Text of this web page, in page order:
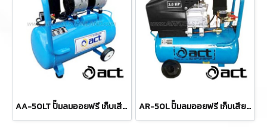
AA-50LT ปั๊มลมออยฟรี เก็บเสียงไร้น้ำมัน ขนาด 50 ลิตร 550W/1400RPM/60DB NOISE ACT AR-50L ปั๊มลมออยฟรี เก็บเสียงไร้น้ำมัน 3.5 แรง ขนาด 50 ลิตร 220V / 2850 รอบต่อนาที ACT